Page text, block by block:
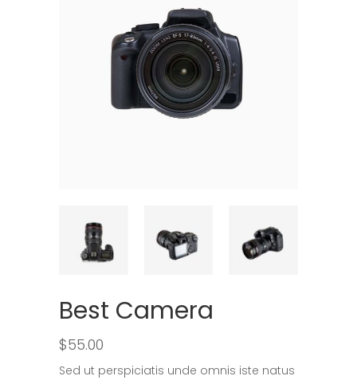
Best Camera
$55.00
Sed ut perspiciatis unde omnis iste natus